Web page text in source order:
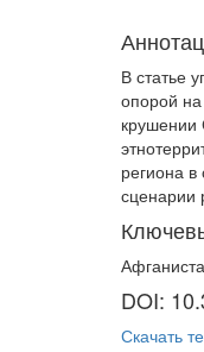
В статье
опорой
крушении
региона
сценарии
DOI:
Скачать